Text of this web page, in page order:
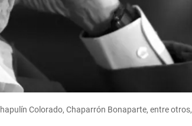
Colorado, Chaparrón Bonaparte, entre otros,